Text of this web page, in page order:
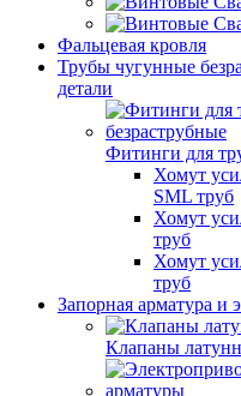
Фальцевая кровля
Трубы чугунные
детали
Фитинги для
Хомут
SML труб
Хомут
труб
Хомут
труб
Запорная арматура и
Клапаны